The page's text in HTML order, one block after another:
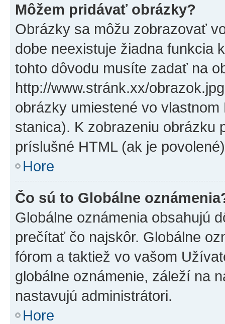
Môžem pridávať obrázky?
Obrázky sa môžu zobrazovať
dobe neexistuje žiadna funkcia
tohto dôvodu musíte zadať na
http://www.stránk.xx/
obrázky umiestené vo
stanica). K zobrazeniu obrázku
príslušné HTML (ak je
Hore
Čo sú to Globálne
Globálne oznámenia obsahujú
prečítať čo najskôr. Globálne
fórom a taktiež vo vašom
globálne oznámenie, záleží na
nastavujú administrátori.
Hore